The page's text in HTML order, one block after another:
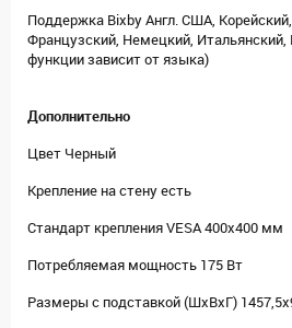
Поддержка Bixby Англ. США, Корейский,
Французский, Немецкий,
функции зависит от языка)
Дополнительно
Цвет Черный
Крепление на стену есть
Стандарт крепления VESA 400x400 мм
Потребляемая мощность 175 Вт
Размеры с подставкой (ШxВxГ)